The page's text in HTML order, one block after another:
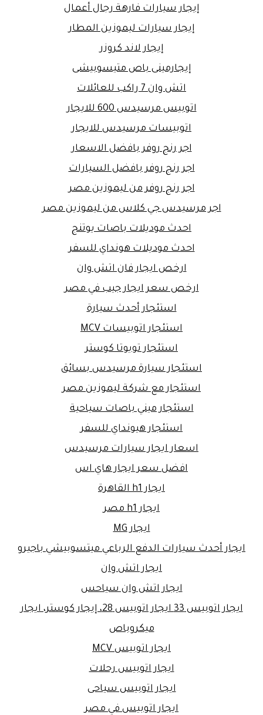
إيجار سيارات فارهة رجال أعمال
إيجار سيارات ليموزين المطار
إيجار لاند كروزر
إيجارمينى باص متيسوبيشى
اتش وان 7 راكب للعائلات
اتوبيس مرسيدس 600 للايجار
اتوبيسات مرسيدس للايجار
اجر رنج روفر بافضل الاسعار
اجر رنج روفر بافضل السيارات
اجر رنج روفر من ليموزين مصر
اجر مرسيدس جي كلاس من ليموزين مصر
احدث موديلات باصات يوتنج
احدث موديلات هونداي للسفر
ارخص ايجار فان اتش وان
ارخص سعر ايجار جيب في مصر
استئجار أحدث سيارة
استئجار اتوبيسات MCV
استئجار تويوتا كوستر
استئجار سيارة مرسيدس بسائق
استئجار مع شركة ليموزين مصر
استئجار ميني باصات سياحية
استئجار هيونداي للسفر
اسعار ايجار سيارات مرسيدس
افضل سعر ايجار هاي اس
ايجار h1 القاهرة
ايجار h1 مصر
ايجار MG
ايجار أحدث سيارات الدفع الرباعي ميتسوبيشي باجيرو
ايجار اتش وان
ايجار اتش وان سياحس
ايجار اتوبيس 33 ايجار اتوبيس 28، إيجار كوستر، ايجار
ميكروباص
ايجار اتوبيس MCV
ايجار اتوبيس رحلات
ايجار اتوبيس سياحى
ايجار اتوبيس في مصر